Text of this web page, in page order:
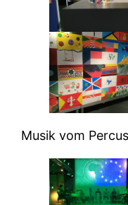
Musik vom